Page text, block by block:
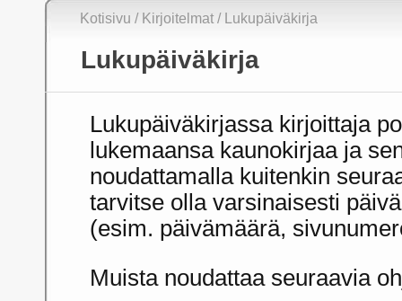
Kotisivu / Kirjoitelmat / Lukupäiväkirja
Lukupäiväkirja
Lukupäiväkirjassa kirjoittaja
lukemaansa kaunokirjaa ja
noudattamalla kuitenkin
tarvitse olla varsinaisesti
(esim. päivämäärä,
Muista noudattaa seuraavia